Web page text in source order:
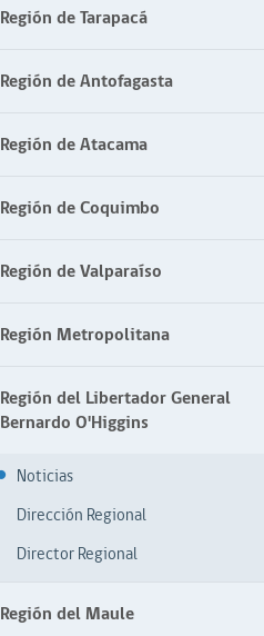
Región de Tarapacá
Región de Antofagasta
Región de Atacama
Región de Coquimbo
Región de Valparaíso
Región Metropolitana
Región del Libertador General
Bernardo O'Higgins
Noticias
Dirección Regional
Director Regional
Región del Maule